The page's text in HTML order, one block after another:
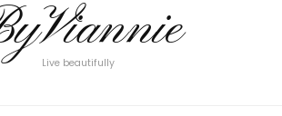
Live beautifully